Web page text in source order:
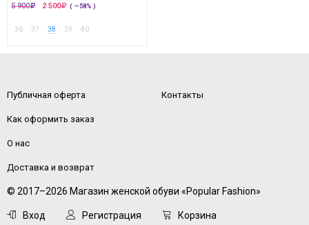
5 900 2 500 ( —58% )
36 37 38 39 40
Публичная оферта
Как оформить заказ
О нас
Доставка и возврат
Контакты
© 2017–2026 Магазин женской обуви «Popular Fashion»
Вход Регистрация Корзина